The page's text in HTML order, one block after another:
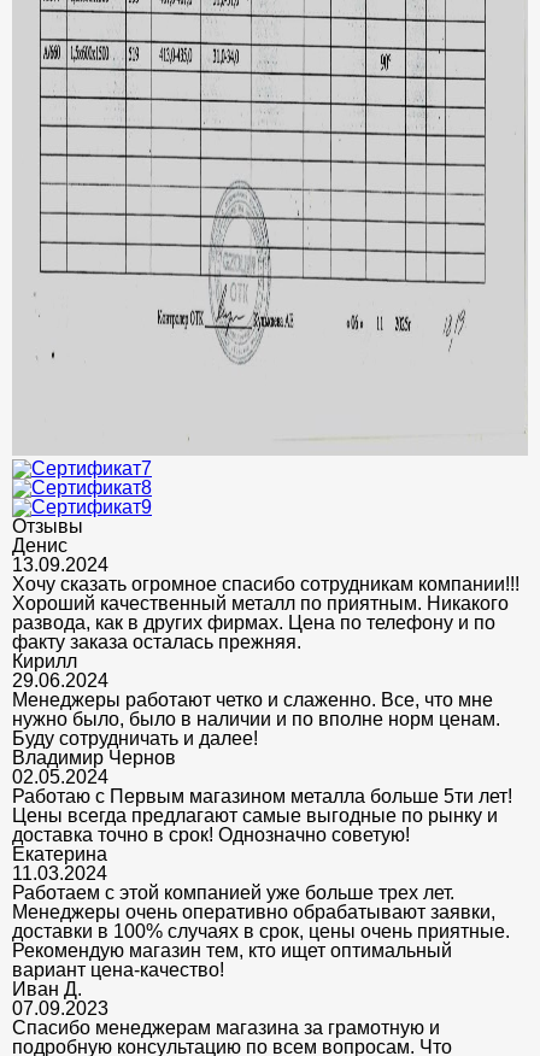
Отзывы
Денис
13.09.2024
Хочу сказать огромное спасибо сотрудникам компании!!!
Хороший качественный металл по приятным. Никакого
развода, как в других фирмах. Цена по телефону и по
факту заказа осталась прежняя.
Кирилл
29.06.2024
Менеджеры работают четко и слаженно. Все, что мне
нужно было, было в наличии и по вполне норм ценам.
Буду сотрудничать и далее!
Владимир Чернов
02.05.2024
Работаю с Первым магазином металла больше 5ти лет!
Цены всегда предлагают самые выгодные по рынку и
доставка точно в срок! Однозначно советую!
Екатерина
11.03.2024
Работаем с этой компанией уже больше трех лет.
Менеджеры очень оперативно обрабатывают заявки,
доставки в 100% случаях в срок, цены очень приятные.
Рекомендую магазин тем, кто ищет оптимальный
вариант цена-качество!
Иван Д.
07.09.2023
Спасибо менеджерам магазина за грамотную и
подробную консультацию по всем вопросам. Что